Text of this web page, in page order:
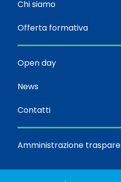
Chi siamo
Offerta formativa
Open day
News
Contatti
Amministrazione